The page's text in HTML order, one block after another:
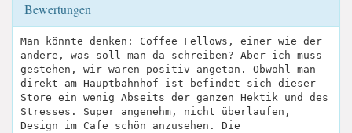
Bewertungen
Man könnte denken: Coffee Fellows, einer wie der
andere, was soll man da schreiben? Aber ich muss
gestehen, wir waren positiv angetan. Obwohl man
direkt am Hauptbahnhof ist befindet sich dieser
Store ein wenig Abseits der ganzen Hektik und des
Stresses. Super angenehm, nicht überlaufen,
Design im Cafe schön anzusehen. Die